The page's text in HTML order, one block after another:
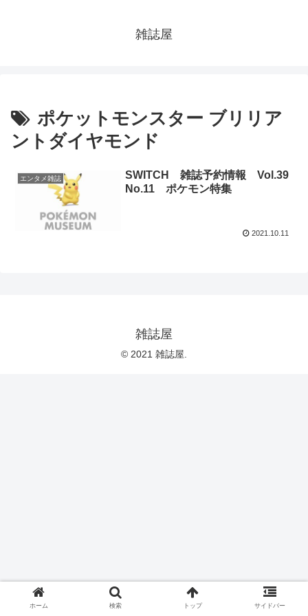
雑誌屋
ポケットモンスター ブリリア
ントダイヤモンド
エンタメ雑誌
SWITCH 雑誌予約情報 Vol.39
No.11 ポケモン特集
2021.10.11
雑誌屋
© 2021 雑誌屋.
ホーム 検索 トップ サイドバー